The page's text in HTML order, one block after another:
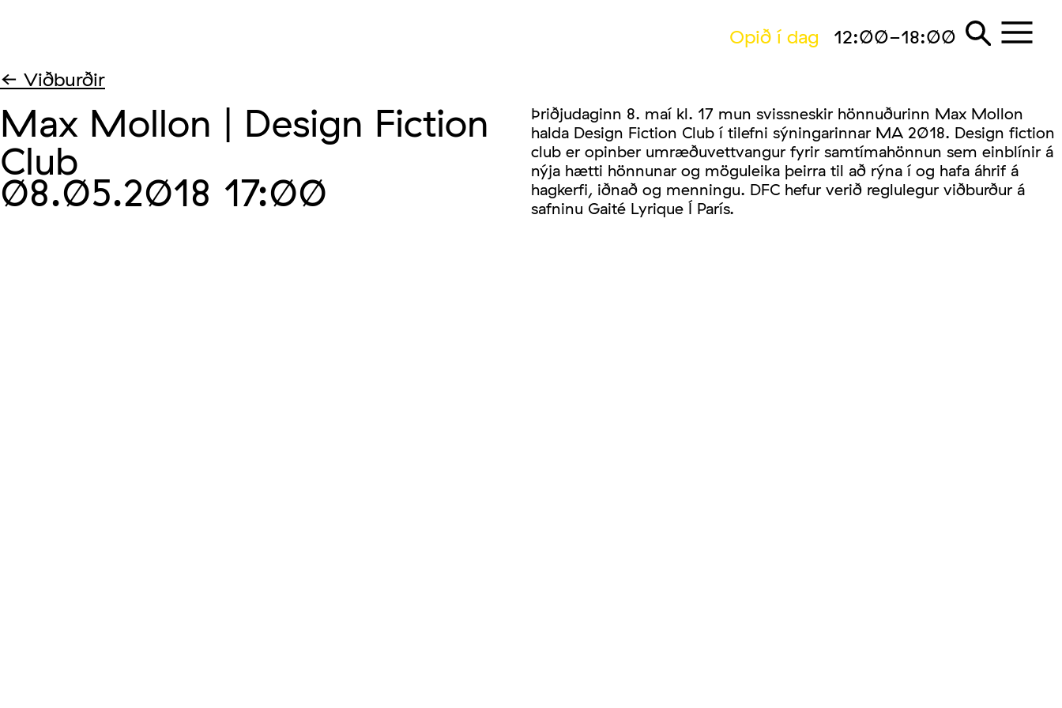
Opið í dag
12:00-18:00
← Viðburðir
Max Mollon | Design Fiction
Club
08.05.2018 17:00
Þriðjudaginn 8. maí kl. 17 mun svissneskir hönnuðurinn Max Mollon
halda Design Fiction Club í tilefni sýningarinnar MA 2018. Design fiction
club er opinber umræðuvettvangur fyrir samtímahönnun sem einblínir á
nýja hætti hönnunar og möguleika þeirra til að rýna í og hafa áhrif á
hagkerfi, iðnað og menningu. DFC hefur verið reglulegur viðburður á
safninu Gaité Lyrique Í París.